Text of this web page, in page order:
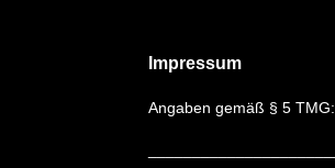
Impressum
Angaben gemäß § 5 TMG: